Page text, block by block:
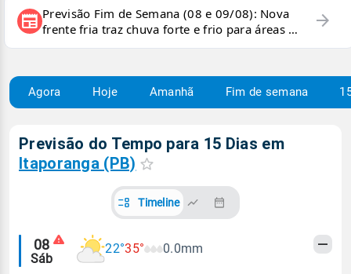
newspaper Previsão Fim de Semana (08 e 09/08): Nova
frente fria traz chuva forte e frio para áreas do
país
arrow_forward
Agora Hoje Amanhã Fim de semana
Previsão do Tempo para 15 Dias em
Itaporanga (PB)
Timeline
Alertas
meteorológicos
08
Sáb
22°35° 0.0mm